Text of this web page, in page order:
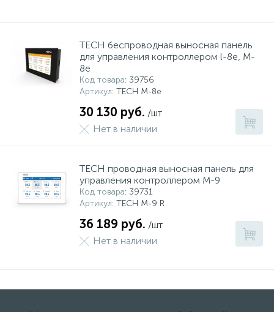
TECH беспроводная выносная панель
для управления контроллером l-8e, M-
8e
Код товара: 39756
Артикул: TECH M-8e
30 130 руб. /шт
Нет в наличии
TECH проводная выносная панель для
управления контроллером M-9
Код товара: 39731
Артикул: TECH M-9 R
36 189 руб. /шт
Нет в наличии